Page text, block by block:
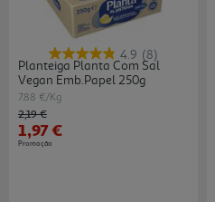
4.9 (8)
Planteiga Planta Com Sal
Vegan Emb.papel 250g
7.88 €/Kg
Price reduced from
2,19 €to
1,97 €
Promoção